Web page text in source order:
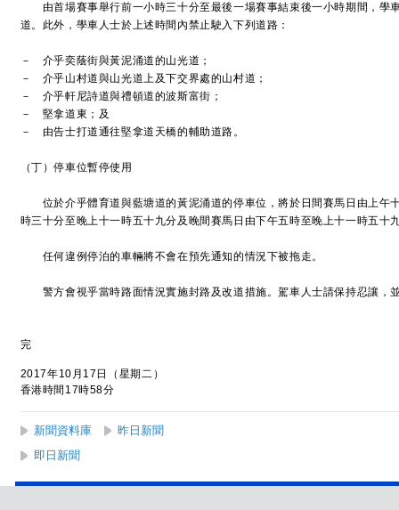
由首場賽事舉行前一小時三十分至最後一場賽事結束後一小時期間，學
道。此外，學車人士於上述時間內禁止駛入下列道路：
－ 介乎奕蔭街與黃泥涌道的山光道；
－ 介乎山村道與山光道上及下交界處的山村道；
－ 介乎軒尼詩道與禮頓道的波斯富街；
－ 堅拿道東；及
－ 由告士打道通往堅拿道天橋的輔助道路。
（丁）停車位暫停使用
位於介乎體育道與藍塘道的黃泥涌道的停車位，將於日間賽馬日由上午
時三十分至晚上十一時五十九分及晚間賽馬日由下午五時至晚上十一時五十
任何違例停泊的車輛將不會在預先通知的情況下被拖走。
警方會視乎當時路面情況實施封路及改道措施。駕車人士請保持忍讓，
完
2017年10月17日（星期二）
香港時間17時58分
新聞資料庫
昨日新聞
即日新聞